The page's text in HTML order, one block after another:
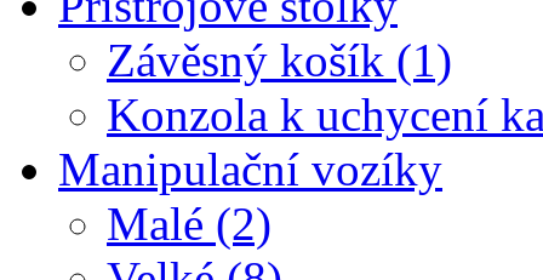
Závěsný košík (1)
Konzola k uchycení
Manipulační vozíky
Malé (2)